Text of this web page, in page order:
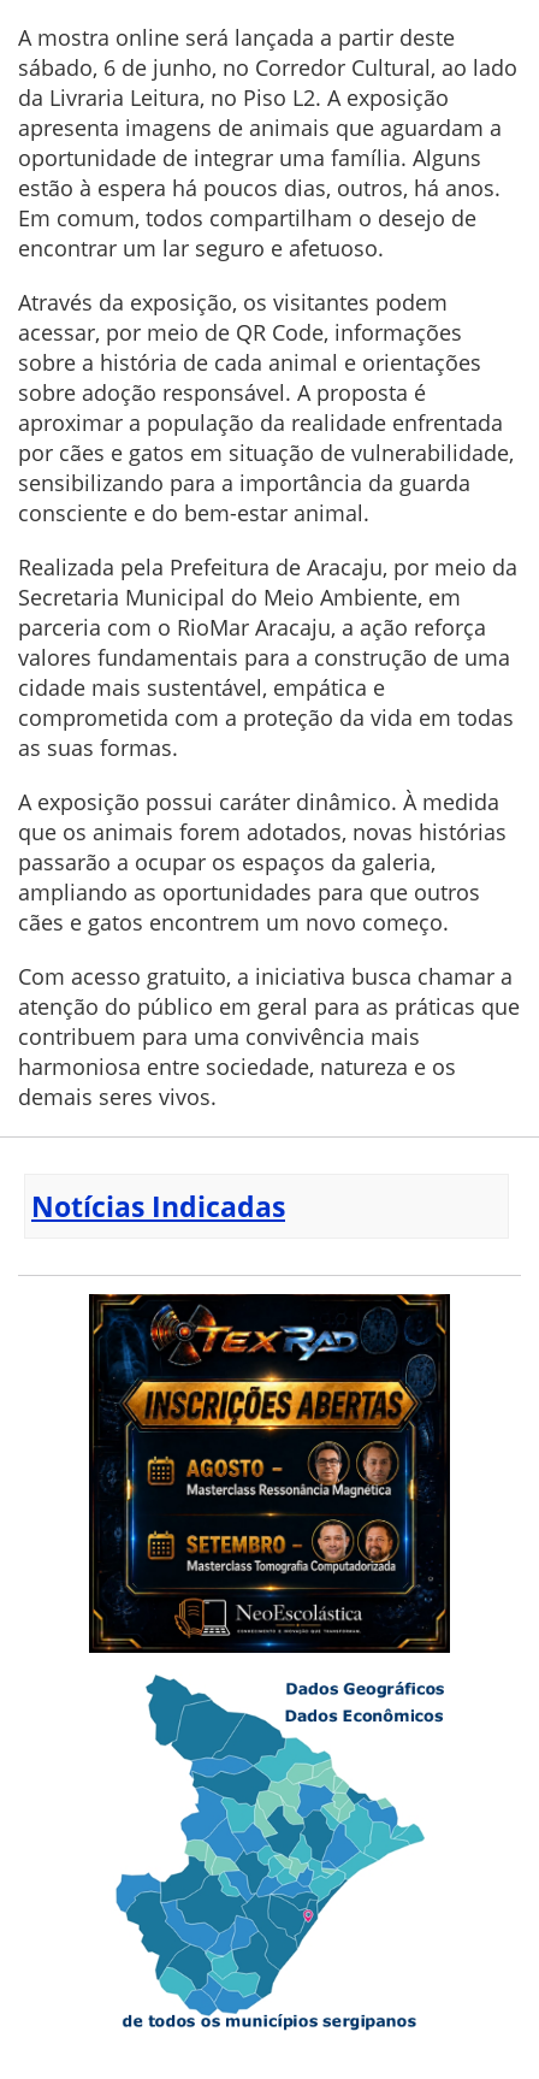
A mostra online será lançada a partir deste
sábado, 6 de junho, no Corredor Cultural, ao lado
da Livraria Leitura, no Piso L2. A exposição
apresenta imagens de animais que aguardam a
oportunidade de integrar uma família. Alguns
estão à espera há poucos dias, outros, há anos.
Em comum, todos compartilham o desejo de
encontrar um lar seguro e afetuoso.
Através da exposição, os visitantes podem
acessar, por meio de QR Code, informações
sobre a história de cada animal e orientações
sobre adoção responsável. A proposta é
aproximar a população da realidade enfrentada
por cães e gatos em situação de vulnerabilidade,
sensibilizando para a importância da guarda
consciente e do bem-estar animal.
Realizada pela Prefeitura de Aracaju, por meio da
Secretaria Municipal do Meio Ambiente, em
parceria com o RioMar Aracaju, a ação reforça
valores fundamentais para a construção de uma
cidade mais sustentável, empática e
comprometida com a proteção da vida em todas
as suas formas.
A exposição possui caráter dinâmico. À medida
que os animais forem adotados, novas histórias
passarão a ocupar os espaços da galeria,
ampliando as oportunidades para que outros
cães e gatos encontrem um novo começo.
Com acesso gratuito, a iniciativa busca chamar a
atenção do público em geral para as práticas que
contribuem para uma convivência mais
harmoniosa entre sociedade, natureza e os
demais seres vivos.
Notícias Indicadas